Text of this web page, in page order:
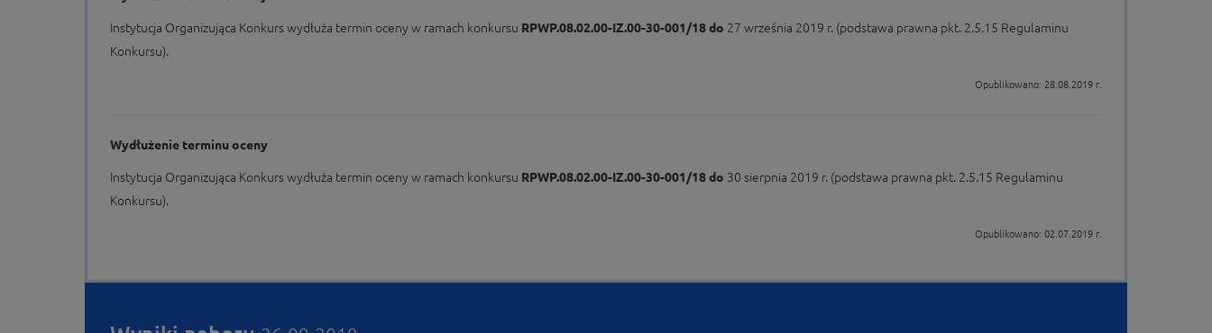
Instytucja Organizująca Konkurs wydłuża termin oceny w ramach konkursu RPWP.08.02.00-IZ.00-30-001/18 do 27 września 2019 r. (podstawa prawna pkt. 2.5.15 Regulaminu
Konkursu).
Opublikowano: 28.08.2019 r.
Wydłużenie terminu oceny
Instytucja Organizująca Konkurs wydłuża termin oceny w ramach konkursu RPWP.08.02.00-IZ.00-30-001/18 do 30 sierpnia 2019 r. (podstawa prawna pkt. 2.5.15 Regulaminu
Konkursu).
Opublikowano: 02.07.2019 r.